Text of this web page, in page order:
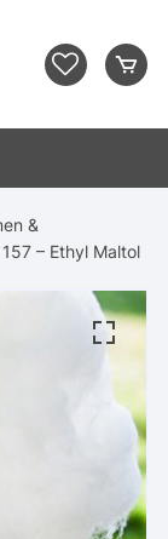
&
– Ethyl Maltol